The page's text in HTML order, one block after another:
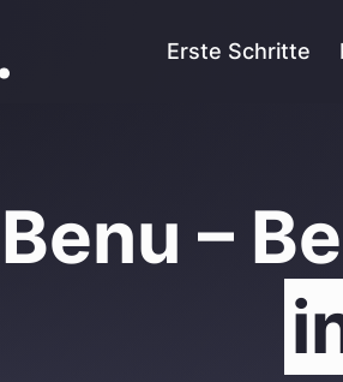
Erste Schritte
Benu –